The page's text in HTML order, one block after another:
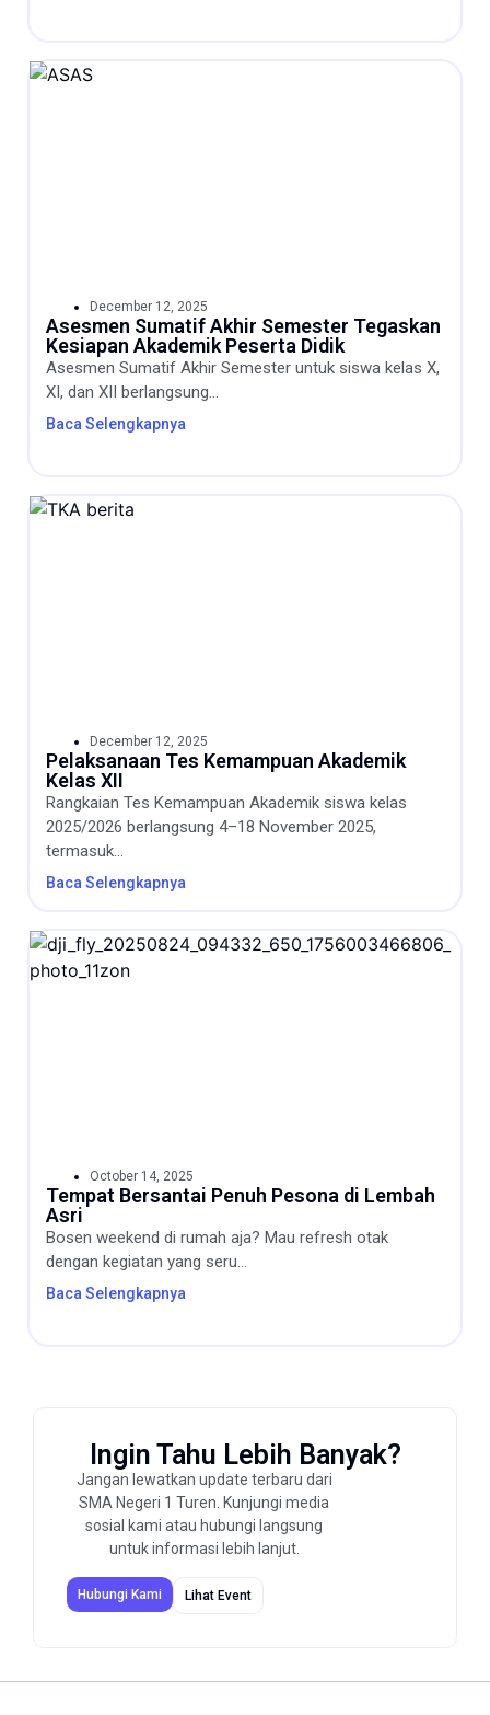
December 12, 2025
Asesmen Sumatif Akhir Semester Tegaskan
Kesiapan Akademik Peserta Didik
Asesmen Sumatif Akhir Semester untuk siswa kelas X,
XI, dan XII berlangsung...
Baca Selengkapnya
December 12, 2025
Pelaksanaan Tes Kemampuan Akademik
Kelas XII
Rangkaian Tes Kemampuan Akademik siswa kelas
2025/2026 berlangsung 4–18 November 2025,
termasuk...
Baca Selengkapnya
October 14, 2025
Tempat Bersantai Penuh Pesona di Lembah
Asri
Bosen weekend di rumah aja? Mau refresh otak
dengan kegiatan yang seru...
Baca Selengkapnya
Ingin Tahu Lebih Banyak?
Jangan lewatkan update terbaru dari
SMA Negeri 1 Turen. Kunjungi media
sosial kami atau hubungi langsung
untuk informasi lebih lanjut.
Hubungi Kami Lihat Event